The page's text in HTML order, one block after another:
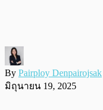
By Pairploy Denpairojsak
มิถุนายน 19, 2025